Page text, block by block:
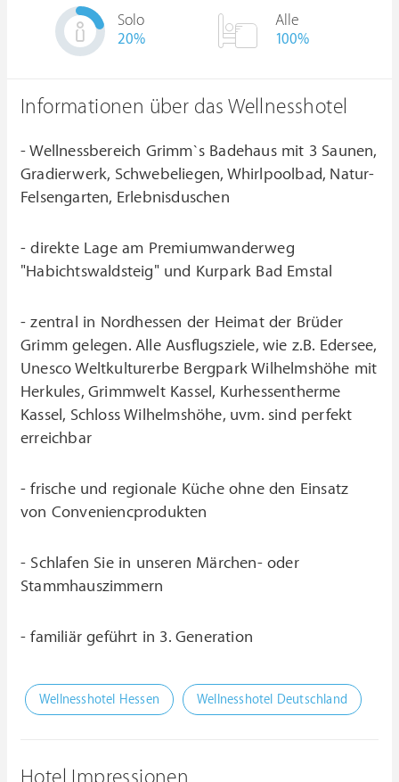
Solo
20%
Alle
100%
Informationen über das Wellnesshotel
- Wellnessbereich Grimm`s Badehaus mit 3 Saunen,
Gradierwerk, Schwebeliegen, Whirlpoolbad, Natur-
Felsengarten, Erlebnisduschen
- direkte Lage am Premiumwanderweg
"Habichtswaldsteig" und Kurpark Bad Emstal
- zentral in Nordhessen der Heimat der Brüder
Grimm gelegen. Alle Ausflugsziele, wie z.B. Edersee,
Unesco Weltkulturerbe Bergpark Wilhelmshöhe mit
Herkules, Grimmwelt Kassel, Kurhessentherme
Kassel, Schloss Wilhelmshöhe, uvm. sind perfekt
erreichbar
- frische und regionale Küche ohne den Einsatz
von Conveniencprodukten
- Schlafen Sie in unseren Märchen- oder
Stammhauszimmern
- familiär geführt in 3. Generation
Wellnesshotel Hessen Wellnesshotel Deutschland